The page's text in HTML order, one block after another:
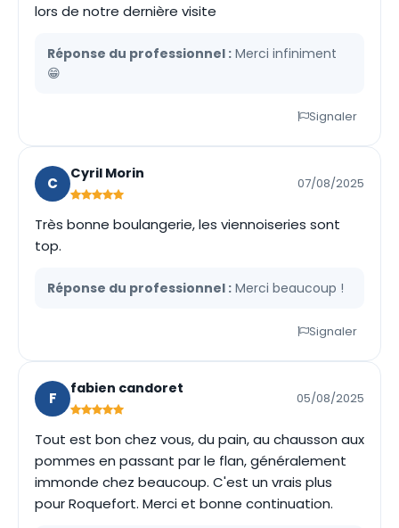
lors de notre dernière visite
Réponse du professionnel : Merci infiniment
😁
Signaler
C
Cyril Morin
07/08/2025
Très bonne boulangerie, les viennoiseries sont
top.
Réponse du professionnel : Merci beaucoup !
Signaler
F
fabien candoret
05/08/2025
Tout est bon chez vous, du pain, au chausson aux
pommes en passant par le flan, généralement
immonde chez beaucoup. C'est un vrais plus
pour Roquefort. Merci et bonne continuation.